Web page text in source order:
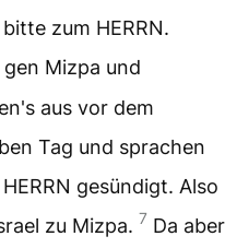
zum HERRN.
Mizpa und
aus vor dem
Tag und sprachen
gesündigt. Also
zu Mizpa. 7 Da aber